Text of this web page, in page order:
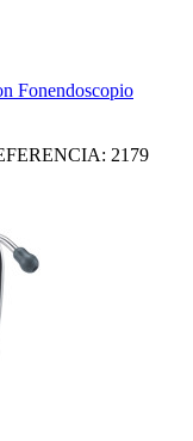
Fonendoscopio
2179